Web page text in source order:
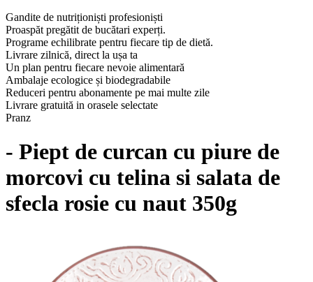
Gandite de nutriționiști profesioniști
Proaspăt pregătit de bucătari experți.
Programe echilibrate pentru fiecare tip de dietă.
Livrare zilnică, direct la ușa ta
Un plan pentru fiecare nevoie alimentară
Ambalaje ecologice și biodegradabile
Reduceri pentru abonamente pe mai multe zile
Livrare gratuită in orasele selectate
Pranz
- Piept de curcan cu piure de
morcovi cu telina si salata de
sfecla rosie cu naut 350g